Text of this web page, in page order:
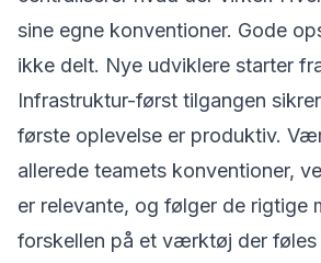
sine egne konventioner. Gode
ikke delt. Nye udviklere starter
Infrastruktur-først tilgangen
første oplevelse er produktiv.
allerede teamets konventioner,
er relevante, og følger de rigtige
forskellen på et værktøj der føles